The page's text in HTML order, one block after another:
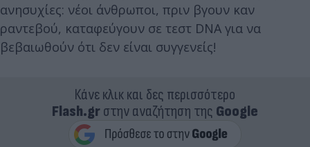
ανησυχίες: νέοι άνθρωποι, πριν βγουν καν
ραντεβού, καταφεύγουν σε τεστ DNA για να
βεβαιωθούν ότι δεν είναι συγγενείς!
Κάνε κλικ και δες περισσότερο
Flash.grστην αναζήτηση της Google